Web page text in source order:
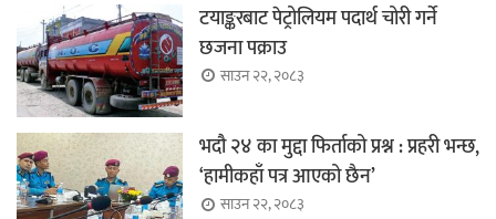
टयाङ्करबाट पेट्रोलियम पदार्थ चोरी गर्ने
छजना पक्राउ
साउन २२, २०८३
भदौ २४ का मुद्दा फिर्ताको प्रश्न : प्रहरी भन्छ,
‘हामीकहाँ पत्र आएको छैन’
साउन २२, २०८३